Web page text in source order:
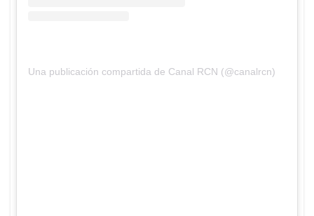
Una publicación compartida de Canal RCN (@canalrcn)